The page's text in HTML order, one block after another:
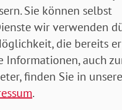
mit einem
kämpfen für eine
Zusammenhalt.“
gutes Zeichen. Eine
und andere
entschieden
Sie können selbst
wir verwenden
die bereits
Informationen, auch
finden Sie in
.